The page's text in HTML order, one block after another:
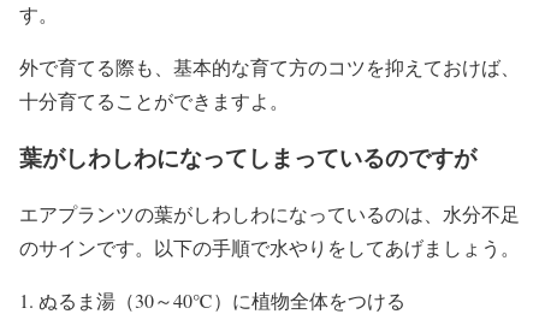
す。
外で育てる際も、基本的な育て方のコツを抑えておけば、
十分育てることができますよ。
葉がしわしわになってしまっているのですが
エアプランツの葉がしわしわになっているのは、水分不足
のサインです。以下の手順で水やりをしてあげましょう。
ぬるま湯（30～40℃）に植物全体をつける